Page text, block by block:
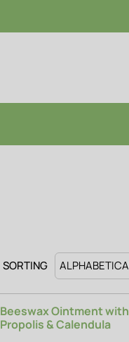
SORTING
Beeswax Ointment with
Propolis & Calendula